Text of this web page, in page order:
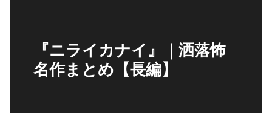
『ニライカナイ』｜洒落怖
名作まとめ【長編】